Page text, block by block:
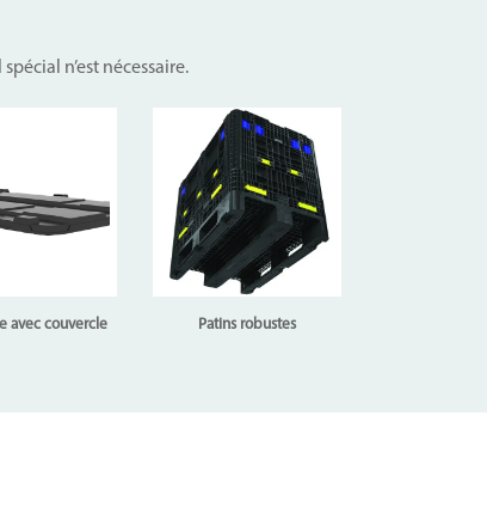
n’est nécessaire.
avec couvercle Patins robustes